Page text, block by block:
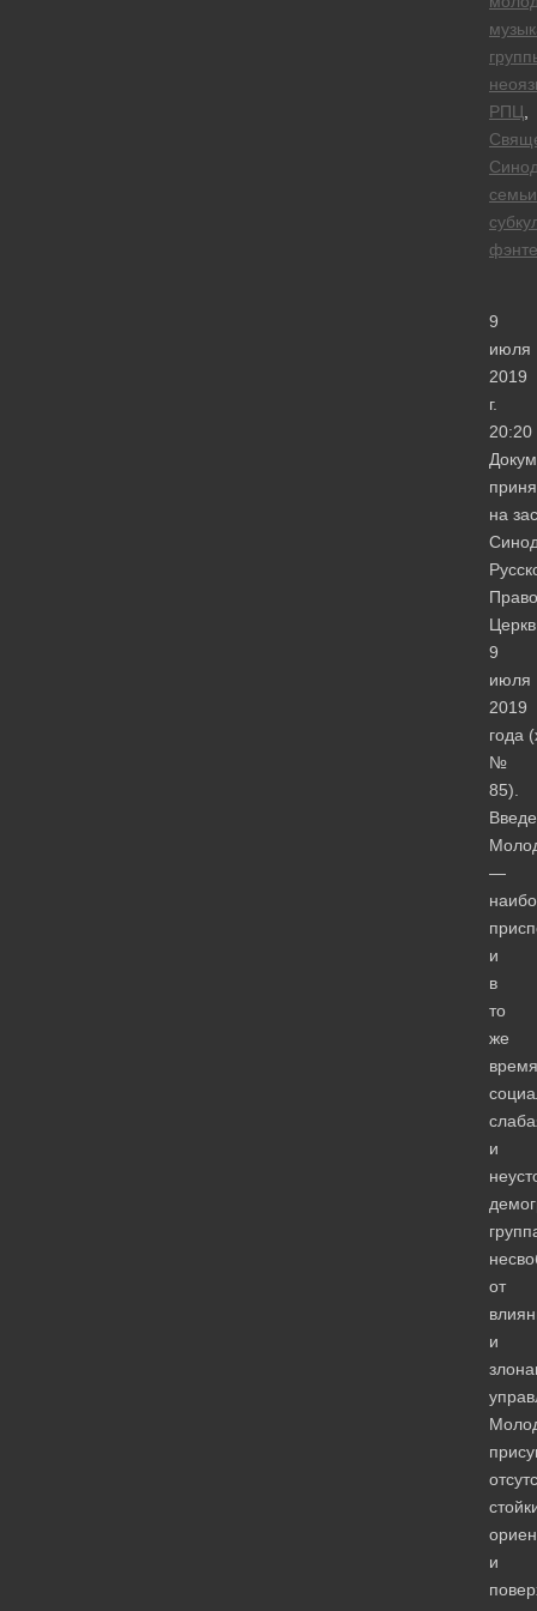
РПЦ
семьи
9
июля
2019
г.
20:20
на
9
июля
2019
года
№
85).
—
и
в
то
же
время
и
от
и
и